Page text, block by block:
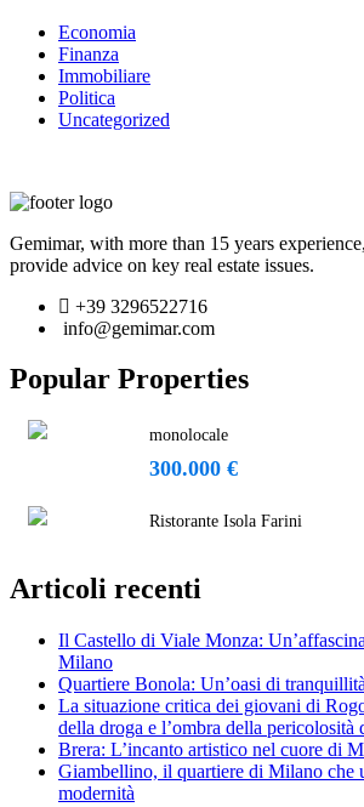
Economia
Finanza
Immobiliare
Politica
Uncategorized
Gemimar, with more than 15 years
provide advice on key real estate issues.
+39 3296522716
info@gemimar.com
Popular Properties
monolocale
300.000 €
Ristorante Isola Farini
Articoli recenti
Il Castello di Viale Monza:
Milano
Quartiere Bonola: Un’oasi di
La situazione critica dei giovani di
della droga e l’ombra della pericolosità
Brera: L’incanto artistico nel cuore di
Giambellino, il quartiere di Milano che
modernità